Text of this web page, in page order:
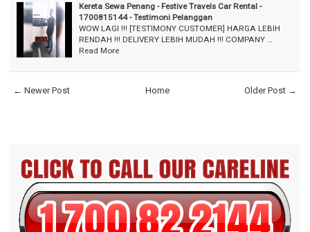
Kereta Sewa Penang - Festive Travels Car Rental -
1700815144 - Testimoni Pelanggan
WOW LAGI !!! [TESTIMONY CUSTOMER] HARGA LEBIH
RENDAH !!! DELIVERY LEBIH MUDAH !!! COMPANY …
Read More
← Newer Post Older Post →
Home